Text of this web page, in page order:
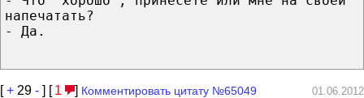
напечатать?
- Да.
[+ 29 - ] [ 1 ] Комментировать цитату №65049 01.06.2012